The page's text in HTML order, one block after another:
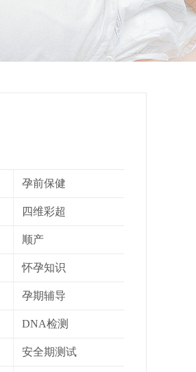
孕前保健
四维彩超
顺产
怀孕知识
孕期辅导
DNA检测
安全期测试